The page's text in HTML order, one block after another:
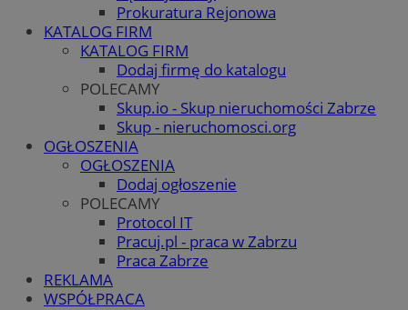
Prokuratura Rejonowa
KATALOG FIRM
KATALOG FIRM
Dodaj firmę do katalogu
POLECAMY
Skup.io - Skup nieruchomości Zabrze
Skup - nieruchomosci.org
OGŁOSZENIA
OGŁOSZENIA
Dodaj ogłoszenie
POLECAMY
Protocol IT
Pracuj.pl - praca w Zabrzu
Praca Zabrze
REKLAMA
WSPÓŁPRACA